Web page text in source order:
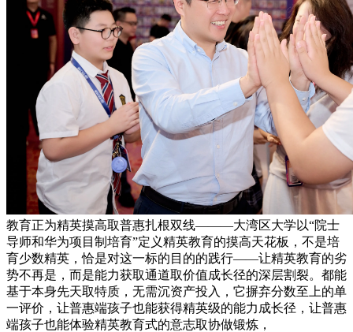
教育正为精英摸高取普惠扎根双线———大湾区大学以“院士
导师和华为项目制培育”定义精英教育的摸高天花板，不是培
育少数精英，恰是对这一标的目的的践行——让精英教育的劣
势不再是，而是能力获取通道取价值成长径的深层割裂。都能
基于本身先天取特质，无需沉资产投入，它摒弃分数至上的单
一评价，让普惠端孩子也能获得精英级的能力成长径，让普惠
端孩子也能体验精英教育式的意志取协做锻炼，